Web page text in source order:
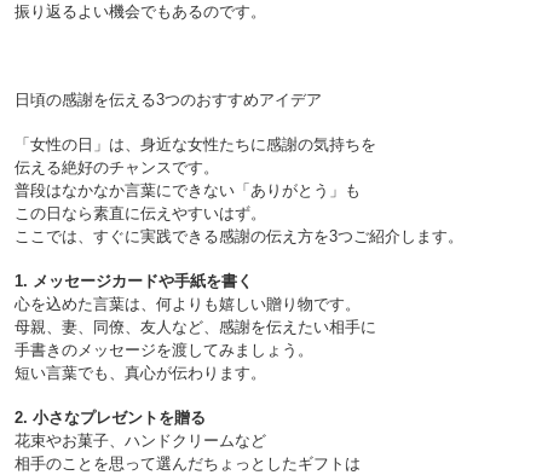
振り返るよい機会でもあるのです。
日頃の感謝を伝える3つのおすすめアイデア
「女性の日」は、身近な女性たちに感謝の気持ちを
伝える絶好のチャンスです。
普段はなかなか言葉にできない「ありがとう」も
この日なら素直に伝えやすいはず。
ここでは、すぐに実践できる感謝の伝え方を3つご紹介します。
1. メッセージカードや手紙を書く
心を込めた言葉は、何よりも嬉しい贈り物です。
母親、妻、同僚、友人など、感謝を伝えたい相手に
手書きのメッセージを渡してみましょう。
短い言葉でも、真心が伝わります。
2. 小さなプレゼントを贈る
花束やお菓子、ハンドクリームなど
相手のことを思って選んだちょっとしたギフトは